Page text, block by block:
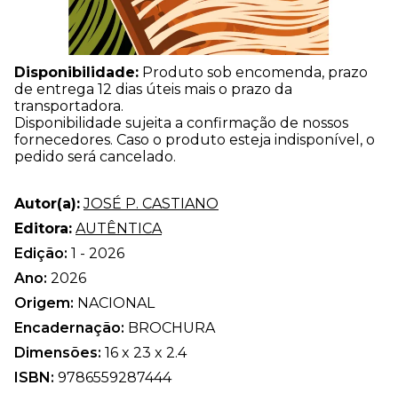
Disponibilidade: Produto sob encomenda, prazo
de entrega 12 dias úteis mais o prazo da
transportadora.
Disponibilidade sujeita a confirmação de nossos
fornecedores. Caso o produto esteja indisponível, o
pedido será cancelado.
Autor(a): JOSÉ P. CASTIANO
Editora: AUTÊNTICA
Edição: 1 - 2026
Ano: 2026
Origem: NACIONAL
Encadernação: BROCHURA
Dimensões: 16 x 23 x 2.4
ISBN: 9786559287444